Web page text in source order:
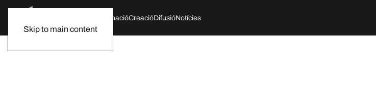
Skip to main content
FormacióCreacióDifusióNotícies